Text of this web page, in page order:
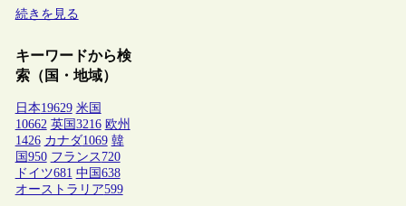
続きを見る
キーワードから検
索（国・地域）
日本19629 米国
10662 英国 3216 欧州
1426 カナダ1069 韓
国 950 フランス 720
ドイツ681 中国 638
オーストラリア599